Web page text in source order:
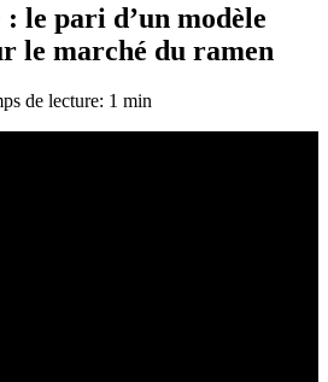
le pari d’un modèle
le marché du ramen
de lecture: 1 min